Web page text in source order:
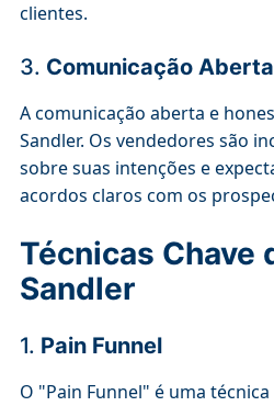
clientes.
3. Comunicação
A comunicação aberta e
Sandler. Os vendedores são
sobre suas intenções e
acordos claros com os
Técnicas Chave
Sandler
1. Pain Funnel
O "Pain Funnel" é uma